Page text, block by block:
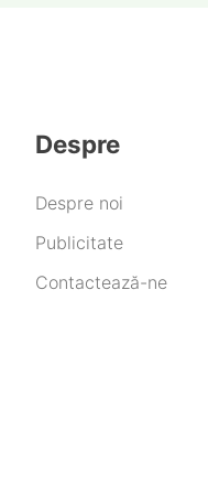
Despre
Despre noi
Publicitate
Contactează-ne